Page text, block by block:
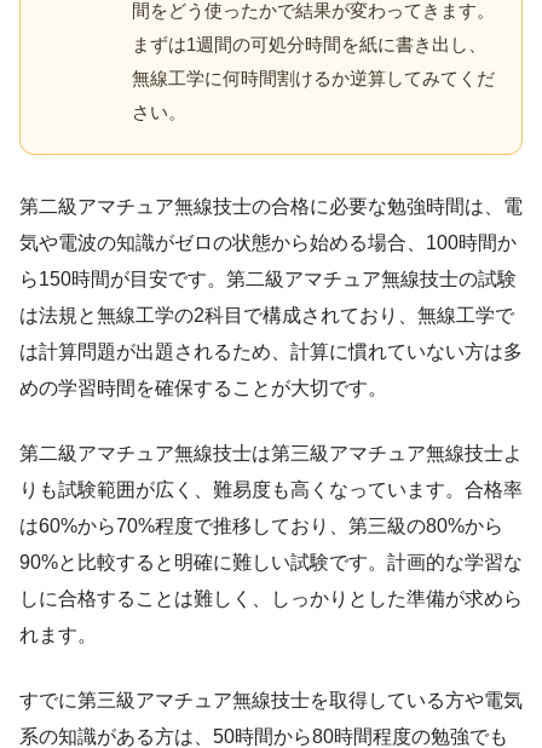
間をどう使ったかで結果が変わってきます。
まずは1週間の可処分時間を紙に書き出し、
無線工学に何時間割けるか逆算してみてくだ
さい。
第二級アマチュア無線技士の合格に必要な勉強時間は、電
気や電波の知識がゼロの状態から始める場合、100時間か
ら150時間が目安です。第二級アマチュア無線技士の試験
は法規と無線工学の2科目で構成されており、無線工学で
は計算問題が出題されるため、計算に慣れていない方は多
めの学習時間を確保することが大切です。
第二級アマチュア無線技士は第三級アマチュア無線技士よ
りも試験範囲が広く、難易度も高くなっています。合格率
は60%から70%程度で推移しており、第三級の80%から
90%と比較すると明確に難しい試験です。計画的な学習な
しに合格することは難しく、しっかりとした準備が求めら
れます。
すでに第三級アマチュア無線技士を取得している方や電気
系の知識がある方は、50時間から80時間程度の勉強でも